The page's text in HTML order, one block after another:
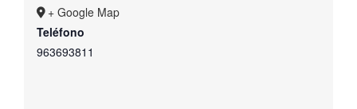
+ Google Map
Teléfono
963693811